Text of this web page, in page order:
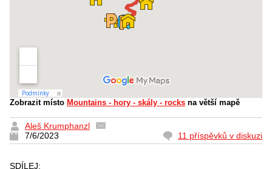
Zobrazit místo Mountains - hory - skály - rocks na větší mapě
Aleš Krumphanzl
7/6/2023
11 příspěvků v diskuzi
SDÍLEJ: